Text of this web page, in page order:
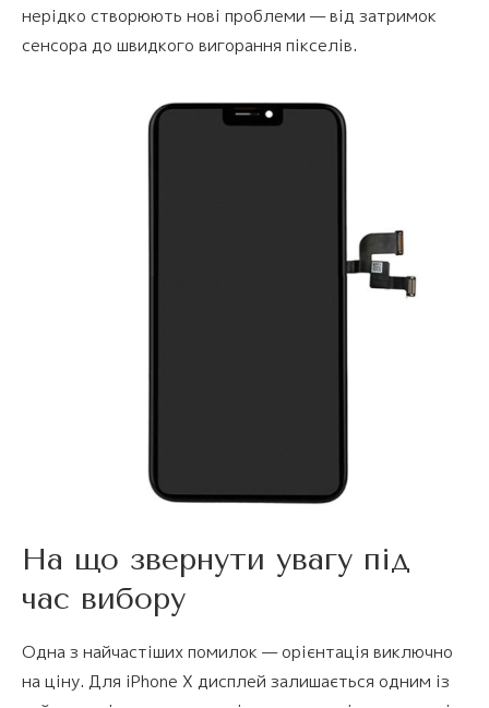
нерідко створюють нові проблеми — від затримок
сенсора до швидкого вигорання пікселів.
На що звернути увагу під
час вибору
Одна з найчастіших помилок — орієнтація виключно
на ціну. Для iPhone X дисплей залишається одним із